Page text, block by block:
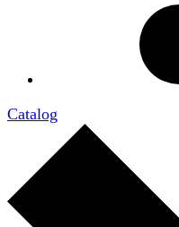
Catalog